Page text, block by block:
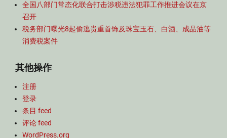
全国八部门常态化联合打击涉税违法犯罪工作推进会议在京
召开
税务部门曝光8起偷逃贵重首饰及珠宝玉石、白酒、成品油等
消费税案件
其他操作
注册
登录
条目 feed
评论 feed
WordPress.org